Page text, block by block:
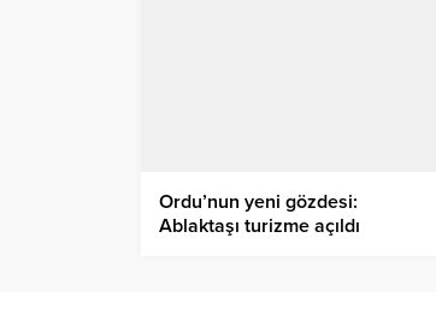
Ordu’nun yeni gözdesi:
Ablaktaşı turizme açıldı